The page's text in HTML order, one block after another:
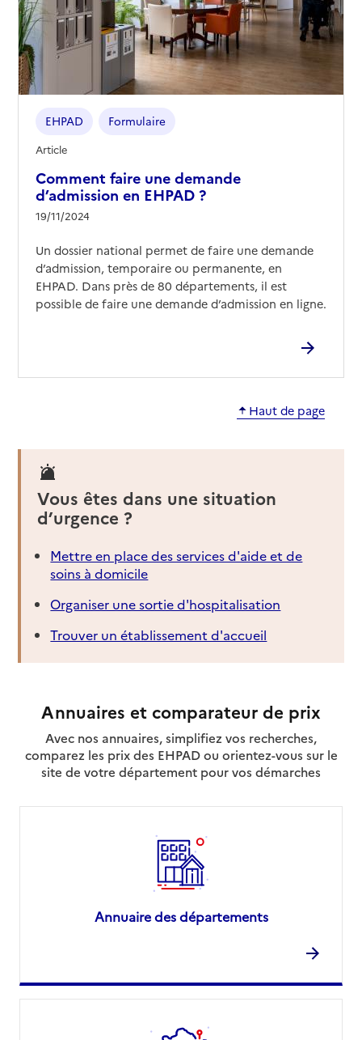
Comment faire une demande
d’admission en EHPAD ?
19/11/2024
EHPAD Formulaire
Article
Un dossier national permet de faire une demande
d’admission, temporaire ou permanente, en
EHPAD. Dans près de 80 départements, il est
possible de faire une demande d’admission en ligne.
Haut de page
Vous êtes dans une situation
d’urgence ?
Mettre en place des services d'aide et de
soins à domicile
Organiser une sortie d'hospitalisation
Trouver un établissement d'accueil
Annuaires et comparateur de prix
Avec nos annuaires, simplifiez vos recherches,
comparez les prix des EHPAD ou orientez-vous sur le
site de votre département pour vos démarches
Annuaire des départements